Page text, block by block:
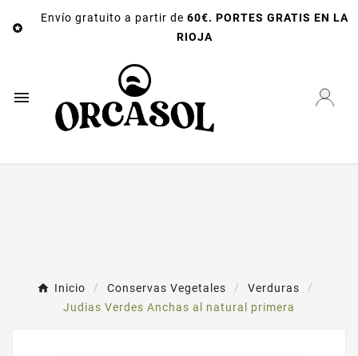

Envío gratuito a partir de 60€. PORTES GRATIS EN LA
RIOJA

Inicio Conservas Vegetales
Verduras
Judias Verdes Anchas al natural primera